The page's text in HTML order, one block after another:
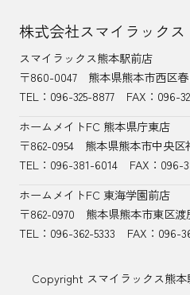
株式会社スマイラックス
スマイラックス熊本駅前店
〒860-0047
熊本県熊本市西区
TEL： 096-325-8877
FAX：096-
ホームメイトFC 熊本県庁東店
〒862-0954
熊本県熊本市中央区
TEL：096-381-6014
FAX：096-
ホームメイトFC 東海学園前店
〒862-0970
熊本県熊本市東区渡
TEL： 096-362-5333 FAX：096-
Copyright スマイラックス熊